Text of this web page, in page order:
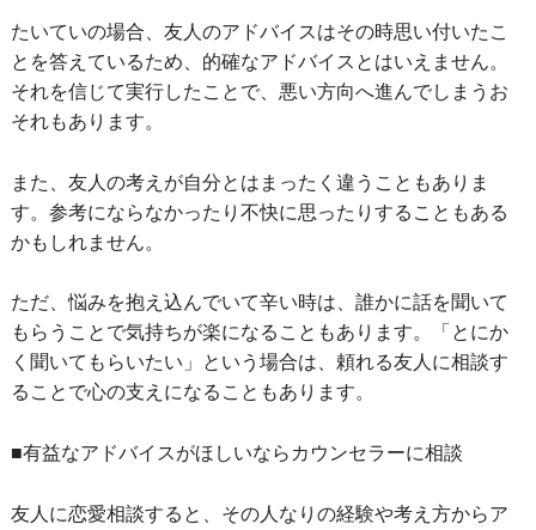
たいていの場合、友人のアドバイスはその時思い付いたこ
とを答えているため、的確なアドバイスとはいえません。
それを信じて実行したことで、悪い方向へ進んでしまうお
それもあります。
また、友人の考えが自分とはまったく違うこともありま
す。参考にならなかったり不快に思ったりすることもある
かもしれません。
ただ、悩みを抱え込んでいて辛い時は、誰かに話を聞いて
もらうことで気持ちが楽になることもあります。「とにか
く聞いてもらいたい」という場合は、頼れる友人に相談す
ることで心の支えになることもあります。
■有益なアドバイスがほしいならカウンセラーに相談
友人に恋愛相談すると、その人なりの経験や考え方からア